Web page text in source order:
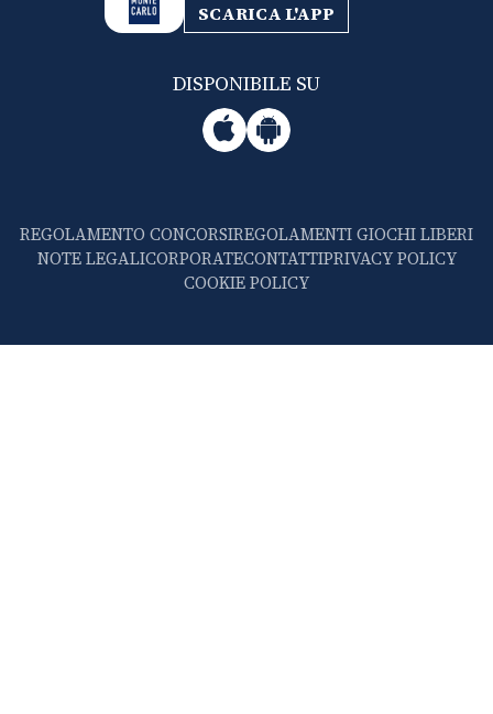
SCARICA L'APP
DISPONIBILE SU
REGOLAMENTO CONCORSIREGOLAMENTI GIOCHI LIBERI
NOTE LEGALICORPORATECONTATTIPRIVACY POLICY
COOKIE POLICY